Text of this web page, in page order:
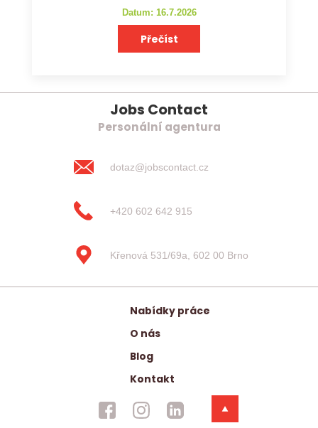
Datum: 16.7.2026
Přečíst
Jobs Contact
Personální agentura
dotaz@jobscontact.cz
+420 602 642 915
Křenová 531/69a, 602 00 Brno
Nabídky práce
O nás
Blog
Kontakt